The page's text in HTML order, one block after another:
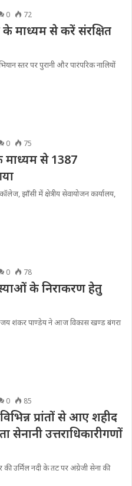
0 72
के माध्यम से करें संरक्षित
स्तर पर पुरानी और पारंपरिक नालियों
0 75
माध्यम से 1387
झाँसी में क्षेत्रीय सेवायोजन कार्यालय,
0 78
के निराकरण हेतु
शंकर पाण्डेय ने आज विकास खण्ड बंगरा
0 85
प्रांतों से आए शहीद
सेनानी उत्तराधिकारीगणों
उर्मिल नदी के तट पर अंग्रेजी सेना की